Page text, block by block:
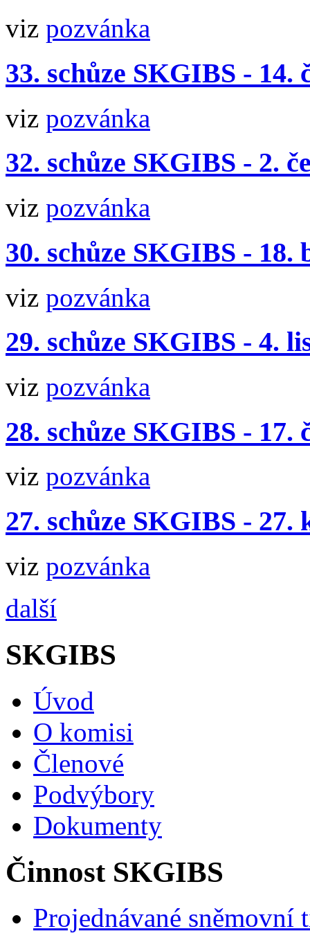
viz pozvánka
33. schůze SKGIBS - 14.
viz pozvánka
32. schůze SKGIBS - 2.
viz pozvánka
30. schůze SKGIBS - 18.
viz pozvánka
29. schůze SKGIBS - 4.
viz pozvánka
28. schůze SKGIBS - 17.
viz pozvánka
27. schůze SKGIBS - 27.
viz pozvánka
další
SKGIBS
Úvod
O komisi
Členové
Podvýbory
Dokumenty
Činnost SKGIBS
Projednávané sněmovní